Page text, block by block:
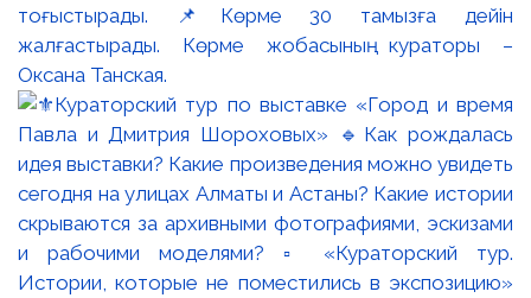
тоғыстырады. 📌Көрме 30 тамызға дейін
жалғастырады. Көрме жобасының кураторы –
Оксана Танская.